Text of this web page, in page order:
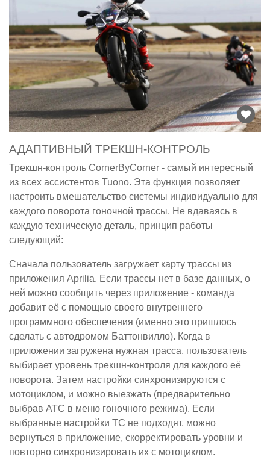
АДАПТИВНЫЙ ТРЕКШН-КОНТРОЛЬ
Трекшн-контроль CornerByCorner - самый интересный
из всех ассистентов Tuono. Эта функция позволяет
настроить вмешательство системы индивидуально для
каждого поворота гоночной трассы. Не вдаваясь в
каждую техническую деталь, принцип работы
следующий:
Сначала пользователь загружает карту трассы из
приложения Aprilia. Если трассы нет в базе данных, о
ней можно сообщить через приложение - команда
добавит её с помощью своего внутреннего
программного обеспечения (именно это пришлось
сделать с автодромом Баттонвилло). Когда в
приложении загружена нужная трасса, пользователь
выбирает уровень трекшн-контроля для каждого её
поворота. Затем настройки синхронизируются с
мотоциклом, и можно выезжать (предварительно
выбрав ATC в меню гоночного режима). Если
выбранные настройки TC не подходят, можно
вернуться в приложение, скорректировать уровни и
повторно синхронизировать их с мотоциклом.